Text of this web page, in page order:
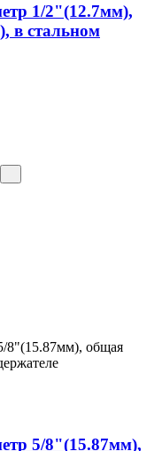
1/2"(12.7мм),
в стальном
5/8"(15.87мм),